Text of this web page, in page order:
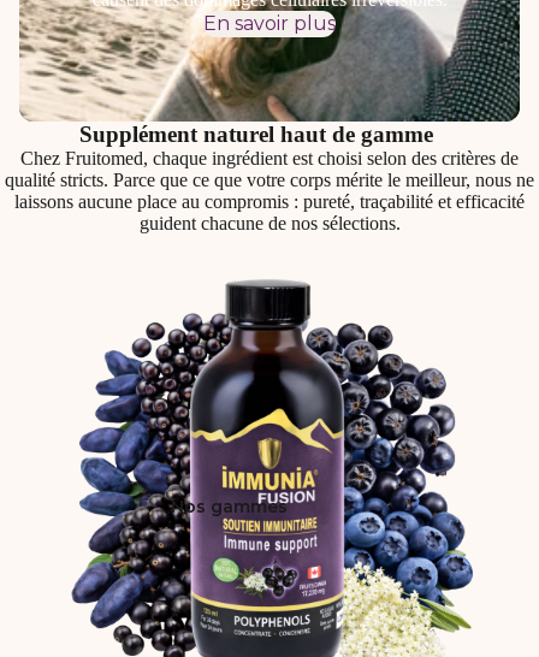
Nos gammes
En savoir plus
Supplément naturel haut de gamme
Chez Fruitomed, chaque ingrédient est choisi selon des critères de
qualité stricts. Parce que ce que votre corps mérite le meilleur, nous ne
laissons aucune place au compromis : pureté, traçabilité et efficacité
guident chacune de nos sélections.